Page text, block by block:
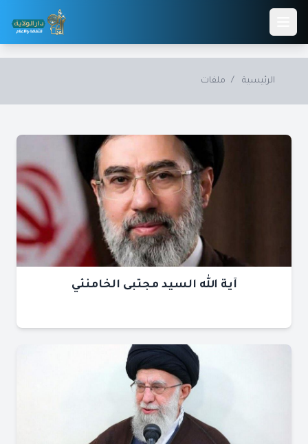
Skip to main content
الرئيسية / ملفات
آية الله السيد مجتبى الخامنئي